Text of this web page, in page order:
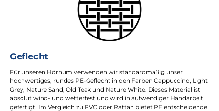
Geflecht
Für unseren Hörnum verwenden wir standardmäßig unser
hochwertiges, rundes PE-Geflecht in den Farben Cappuccino, Light
Grey, Nature Sand, Old Teak und Nature White. Dieses Material ist
absolut wind- und wetterfest und wird in aufwendiger Handarbeit
gefertigt. Im Vergleich zu PVC oder Rattan bietet PE entscheidende